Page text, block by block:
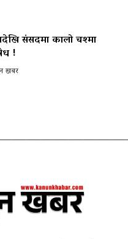
संसदमा कालो चश्मा
!
खबर